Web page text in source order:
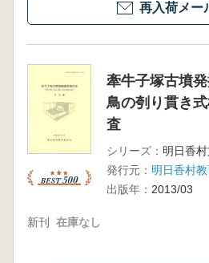
再入荷メー
牽牛子塚古墳
鳥の刳り貫き
査
シリーズ：
発行元： 明日香村
出版年： 2013/03
新刊 在庫なし